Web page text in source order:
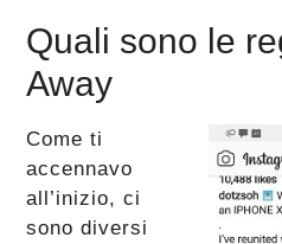
Quali sono le
Away
Come ti
accennavo
all’inizio, ci
sono diversi